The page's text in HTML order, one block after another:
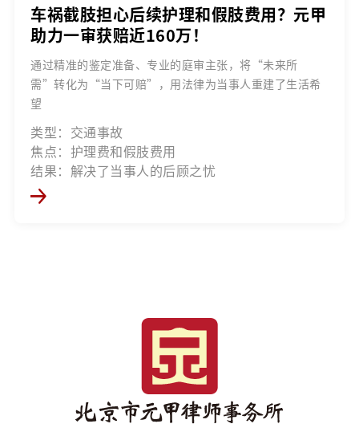
车祸截肢担心后续护理和假肢费用？元甲
助力一审获赔近160万！
通过精准的鉴定准备、专业的庭审主张，将“未来所
需”转化为“当下可赔”，用法律为当事人重建了生活希
望
类型：交通事故
焦点：护理费和假肢费用
结果：解决了当事人的后顾之忧